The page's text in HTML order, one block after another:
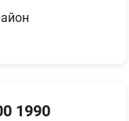
1990